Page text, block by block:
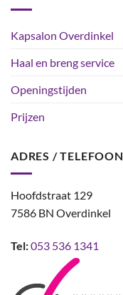
Kapsalon Overdinkel
Haal en breng service
Openingstijden
Prijzen
ADRES / TELEFOON
Hoofdstraat 129
7586 BN Overdinkel
Tel:053 536 1341